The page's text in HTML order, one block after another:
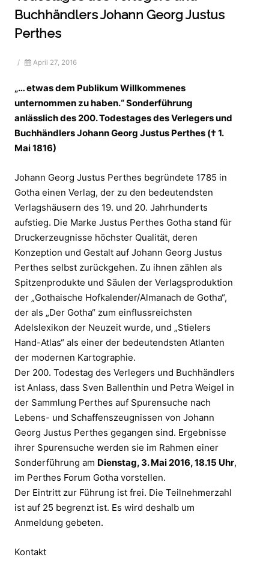
Buchhändlers Johann Georg Justus
Perthes
/ April 27, 2016
„… etwas dem Publikum Willkommenes
unternommen zu haben.“ Sonderführung
anlässlich des 200. Todestages des Verlegers und
Buchhändlers Johann Georg Justus Perthes († 1.
Mai 1816)
Johann Georg Justus Perthes begründete 1785 in
Gotha einen Verlag, der zu den bedeutendsten
Verlagshäusern des 19. und 20. Jahrhunderts
aufstieg. Die Marke Justus Perthes Gotha stand für
Druckerzeugnisse höchster Qualität, deren
Konzeption und Gestalt auf Johann Georg Justus
Perthes selbst zurückgehen. Zu ihnen zählen als
Spitzenprodukte und Säulen der Verlagsproduktion
der „Gothaische Hofkalender/Almanach de Gotha“,
der als „Der Gotha“ zum einflussreichsten
Adelslexikon der Neuzeit wurde, und „Stielers
Hand-Atlas“ als einer der bedeutendsten Atlanten
der modernen Kartographie.
Der 200. Todestag des Verlegers und Buchhändlers
ist Anlass, dass Sven Ballenthin und Petra Weigel in
der Sammlung Perthes auf Spurensuche nach
Lebens- und Schaffenszeugnissen von Johann
Georg Justus Perthes gegangen sind. Ergebnisse
ihrer Spurensuche werden sie im Rahmen einer
Sonderführung am Dienstag, 3. Mai 2016, 18.15 Uhr,
im Perthes Forum Gotha vorstellen.
Der Eintritt zur Führung ist frei. Die Teilnehmerzahl
ist auf 25 begrenzt ist. Es wird deshalb um
Anmeldung gebeten.
Kontakt